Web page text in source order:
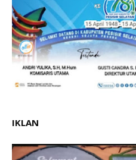
IKLAN